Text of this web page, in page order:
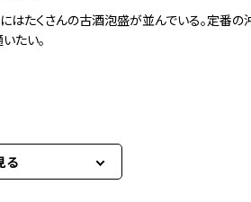
たくさんの古酒泡盛が並んでいる。定番の
たい。
る